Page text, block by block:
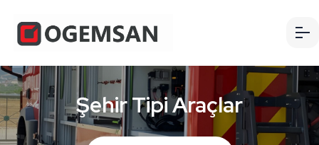
Şehir Tipi Araçlar